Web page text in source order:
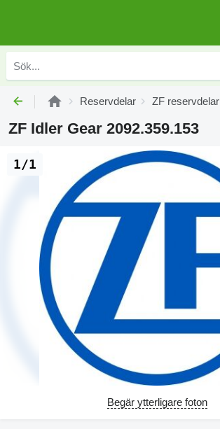
Reservdelar ZF reservdelar
ZF Idler Gear 2092.359.153
1/1
Begär ytterligare foton